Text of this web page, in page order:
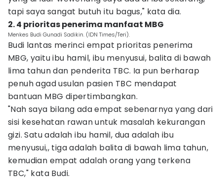
tapi saya sangat butuh itu bagus," kata dia.
2. 4 prioritas penerima manfaat MBG
Menkes Budi Gunadi Sadikin. (IDN Times/Teri).
Budi lantas merinci empat prioritas penerima
MBG, yaitu ibu hamil, ibu menyusui, balita di bawah
lima tahun dan penderita TBC. Ia pun berharap
penuh agad usulan pasien TBC mendapat
bantuan MBG dipertimbangkan.
"Nah saya bilang ada empat sebenarnya yang dari
sisi kesehatan rawan untuk masalah kekurangan
gizi. Satu adalah ibu hamil, dua adalah ibu
menyusui,, tiga adalah balita di bawah lima tahun,
kemudian empat adalah orang yang terkena
TBC," kata Budi.